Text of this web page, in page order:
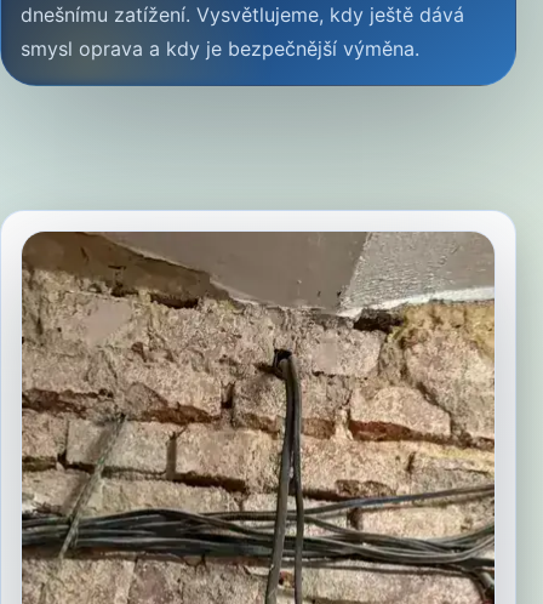
dnešnímu zatížení. Vysvětlujeme, kdy ještě dává
smysl oprava a kdy je bezpečnější výměna.